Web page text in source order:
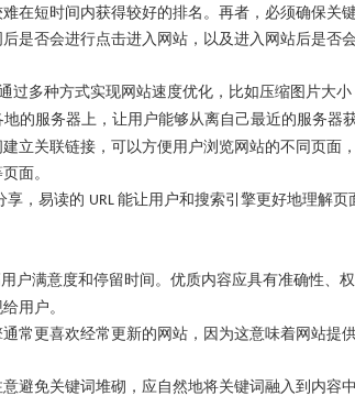
在短时间内获得较好的排名。再者，必须确保关
否会进行点击进入网站，以及进入网站后是否
过多种方式实现网站速度优化，比如压缩图片大
的服务器上，让用户能够从离自己最近的服务器
立关联链接，可以方便用户浏览网站的不同页面
面。
享，易读的 URL 能让用户和搜索引擎更好地理解页
户满意度和停留时间。优质内容应具有准确性、
用户。
常更喜欢经常更新的网站，因为这意味着网站提
避免关键词堆砌，应自然地将关键词融入到内容